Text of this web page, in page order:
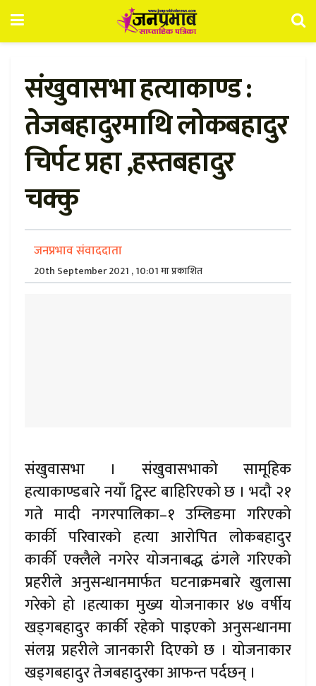
संखुवासभा हत्याकाण्ड :
तेजबहादुरमाथि लोकबहादुर
चिर्पट प्रहा ,हस्तबहादुर
चक्कु
जनप्रभाव संवाददाता
20th September 2021 , 10:01 मा प्रकाशित
संखुवासभा । संखुवासभाको सामूहिक
हत्याकाण्डबारे नयाँ ट्विस्ट बाहिरिएको छ । भदौ २१
गते मादी नगरपालिका–१ उम्लिङमा गरिएको
कार्की परिवारको हत्या आरोपित लोकबहादुर
कार्की एक्लैले नगरेर योजनाबद्ध ढंगले गरिएको
प्रहरीले अनुसन्धानमार्फत घटनाक्रमबारे खुलासा
गरेको हो ।हत्याका मुख्य योजनाकार ४७ वर्षीय
खड्गबहादुर कार्की रहेको पाइएको अनुसन्धानमा
संलग्न प्रहरीले जानकारी दिएको छ । योजनाकार
खड्गबहादुर तेजबहादुरका आफन्त पर्दछन् ।